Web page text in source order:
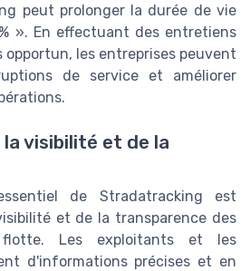
peut prolonger la durée de vie
». En effectuant des entretiens
opportun, les entreprises peuvent
de service et améliorer
visibilité et de la
de Stradatracking est
et de la transparence des
Les exploitants et les
d'informations précises et en